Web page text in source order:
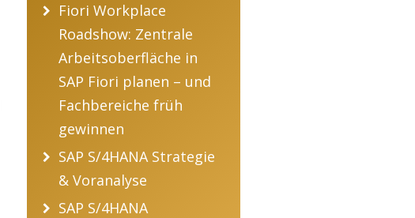
Fiori Workplace
Roadshow: Zentrale
Arbeitsoberfläche in
SAP Fiori planen – und
Fachbereiche früh
gewinnen
SAP S/4HANA Strategie
& Voranalyse
SAP S/4HANA